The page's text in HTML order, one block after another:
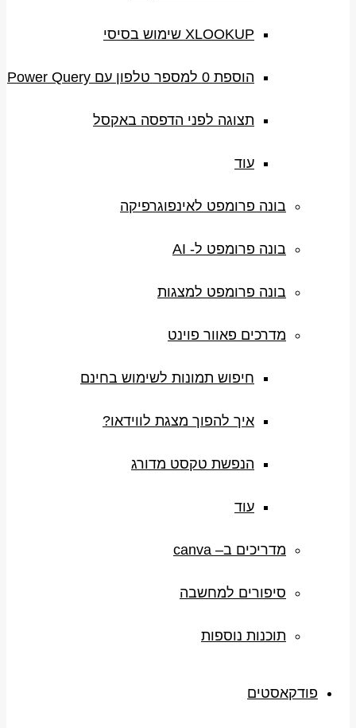
XLOOKUP שימוש בסיסי
הוספת 0 למספר טלפון עם Power Query
תצוגה לפני הדפסה באקסל
עוד
בונה פרומפט לאינפוגרפיקה
בונה פרומפט ל- AI
בונה פרומפט למצגות
מדרכים פאוור פוינט
חיפוש תמונות לשימוש בחינם
איך להפוך מצגת לווידאו?
הנפשת טקסט מדורג
עוד
מדריכים ב– canva
סיפורים למחשבה
תוכנות נוספות
פודקאסטים